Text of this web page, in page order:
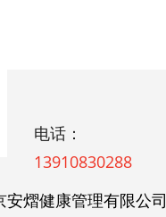
电话：
13910830288
安熠健康管理有限公司